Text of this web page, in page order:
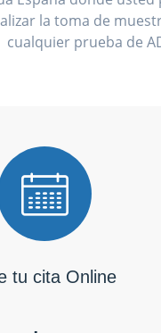
la toma de
cualquier prueba de
tu cita Online